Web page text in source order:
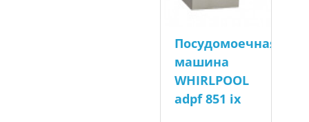
Посудомоечная
машина
WHIRLPOOL
adpf 851 ix